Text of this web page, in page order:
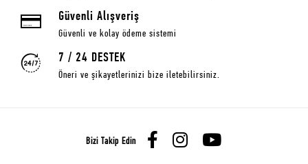
Güvenli Alışveriş
Güvenli ve kolay ödeme sistemi
7 / 24 DESTEK
Öneri ve şikayetlerinizi bize iletebilirsiniz.
Bizi Takip Edin